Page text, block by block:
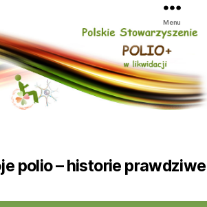
Menu
polio – historie prawdziwe